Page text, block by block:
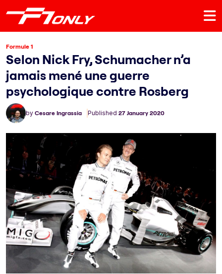
Formule 1
Selon Nick Fry, Schumacher n’a
jamais mené une guerre
psychologique contre Rosberg
by Cesare Ingrassia Published 27 January 2020